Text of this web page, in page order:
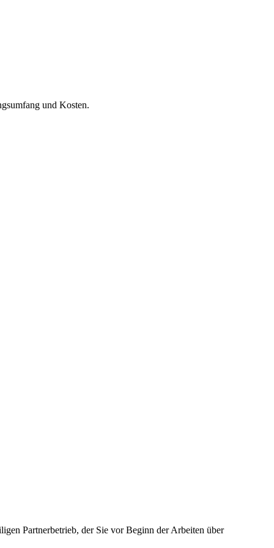
und Kosten.
Partnerbetrieb, der Sie vor Beginn der Arbeiten über